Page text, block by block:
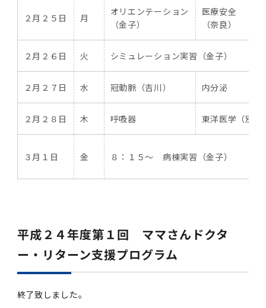
2011年度
２月２５日 月
オリエンテーション
（金子）
医療安全
（奈良）
２月２６日 火 シミュレーション実習（金子）
２月２７日 水 冠動脈（吉川） 内分泌
２月２８日 木 呼吸器 東洋医学（別府
３月１日 金 ８：１５～ 病棟実習（金子）
平成２４年度第１回 ママさんドクタ
ー・リターン支援プログラム
終了致しました。